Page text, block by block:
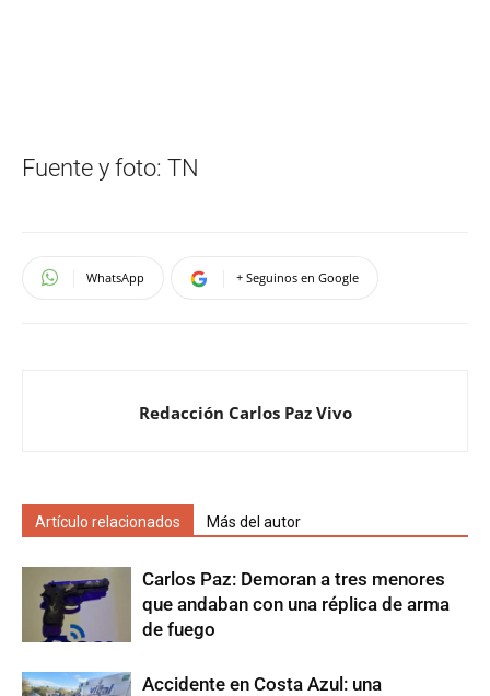
Fuente y foto: TN
WhatsApp + Seguinos en Google
Redacción Carlos Paz Vivo
Artículo relacionados Más del autor
Carlos Paz: Demoran a tres menores
que andaban con una réplica de arma
de fuego
Accidente en Costa Azul: una